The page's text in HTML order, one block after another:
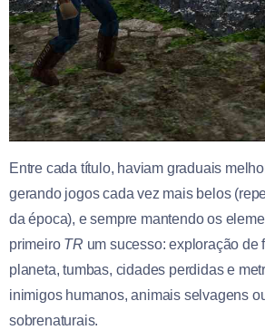
Entre cada título, haviam graduais
gerando jogos cada vez mais belos
da época), e sempre mantendo os
primeiro TR um sucesso: exploração de
planeta, tumbas, cidades perdidas e
inimigos humanos, animais selvagens
sobrenaturais.